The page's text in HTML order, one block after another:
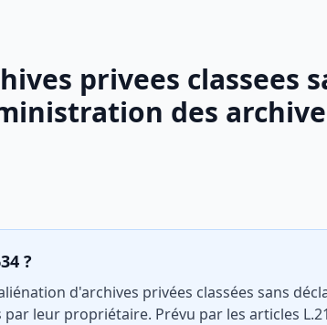
privees classees
des
?
d'archives privées classées sans
leur propriétaire. Prévu par les articles